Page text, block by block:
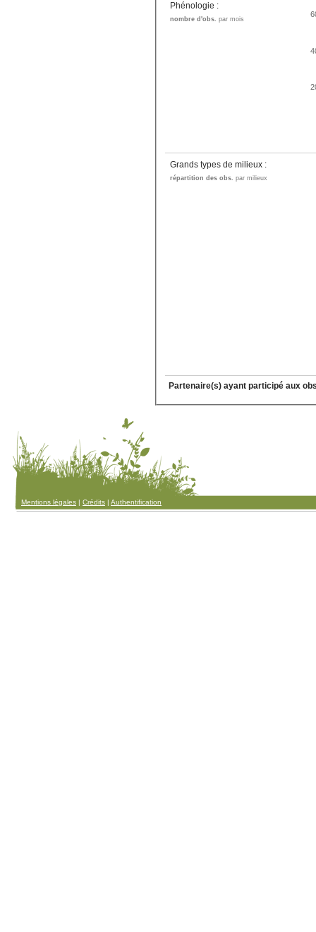
Phénologie :
nombre d'obs. par mois
Grands types de milieux :
répartition des obs. par milieux
Partenaire(s) ayant participé aux
Mentions légales | Crédits | Authentification